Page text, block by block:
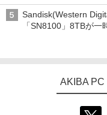
Sandisk(Western
「SN8100」8TBが
AKIBA PC